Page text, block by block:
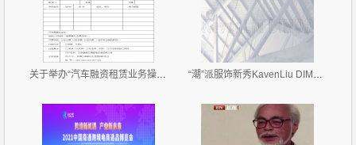
关于举办“汽车融资租赁业务操作流程、风险控制与 租 “潮”派服饰新秀KavenLiu DIMOR 2019招商正式拉开帷